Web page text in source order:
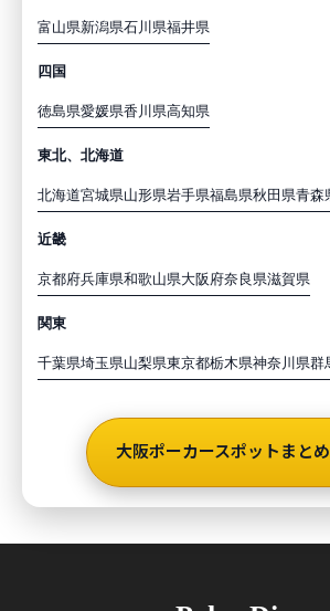
富山県新潟県石川県福井県
四国
徳島県愛媛県香川県高知県
東北、北海道
北海道宮城県山形県岩手県福島県秋田県青森
近畿
京都府兵庫県和歌山県大阪府奈良県滋賀県
関東
千葉県埼玉県山梨県東京都栃木県神奈川県群
大阪ポーカースポットまと